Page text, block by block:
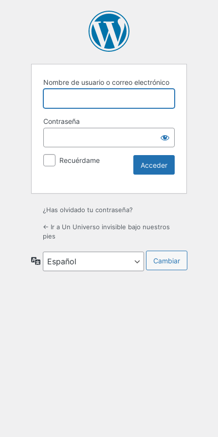
Nombre de usuario o correo electrónico
Contraseña
Recuérdame
¿Has olvidado tu contraseña?
← Ir a Un Universo invisible bajo nuestros
pies
Idioma